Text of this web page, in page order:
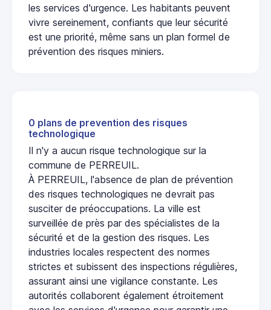
les services d'urgence. Les habitants peuvent
vivre sereinement, confiants que leur sécurité
est une priorité, même sans un plan formel de
prévention des risques miniers.
0 plans de prevention des risques
technologique
Il n'y a aucun risque technologique sur la
commune de PERREUIL.
À PERREUIL, l'absence de plan de prévention
des risques technologiques ne devrait pas
susciter de préoccupations. La ville est
surveillée de près par des spécialistes de la
sécurité et de la gestion des risques. Les
industries locales respectent des normes
strictes et subissent des inspections régulières,
assurant ainsi une vigilance constante. Les
autorités collaborent également étroitement